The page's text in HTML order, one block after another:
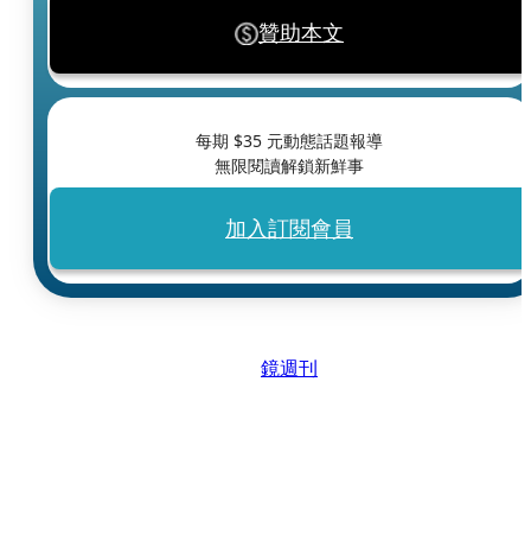
贊助本文
每期 $35 元動態話題報導
無限閱讀解鎖新鮮事
加入訂閱會員
鏡週刊